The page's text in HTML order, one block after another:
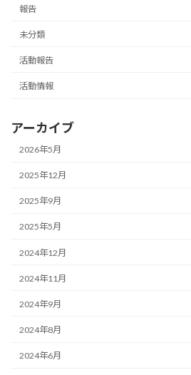
報告
未分類
活動報告
活動情報
アーカイブ
2026年5月
2025年12月
2025年9月
2025年5月
2024年12月
2024年11月
2024年9月
2024年8月
2024年6月